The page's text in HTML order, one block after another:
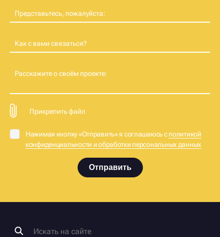
Представьтесь, пожалуйста:
Как с вами связаться?
Расскажите о своём проекте:
Прикрепить файл
Нажимая кнопку «Отправить» я соглашаюсь сполитикой
конфиденциальности и обработки персональных данных
Отправить